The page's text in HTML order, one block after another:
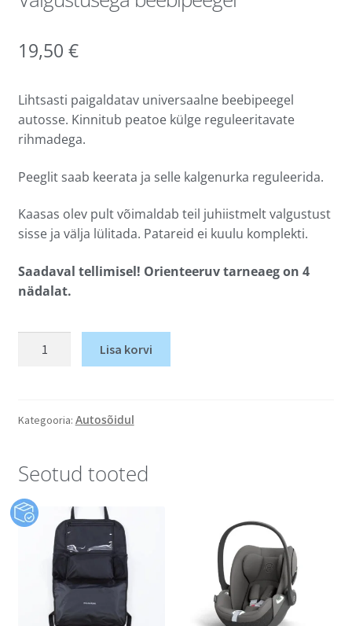
19,50 €
Lihtsasti paigaldatav universaalne beebipeegel
autosse. Kinnitub peatoe külge reguleeritavate
rihmadega.
Peeglit saab keerata ja selle kalgenurka reguleerida.
Kaasas olev pult võimaldab teil juhiistmelt valgustust
sisse ja välja lülitada. Patareid ei kuulu komplekti.
Saadaval tellimisel! Orienteeruv tarneaeg on 4
nädalat.
Lisa korvi
Kategooria: Autosõidul
Seotud tooted